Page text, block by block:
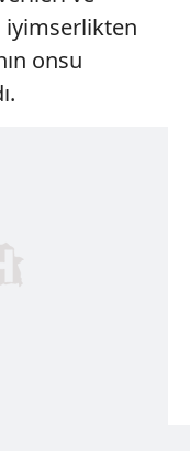
onsu